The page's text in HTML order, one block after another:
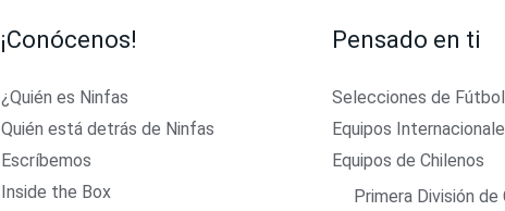
¡Conócenos!
¿Quién es Ninfas
Quién está detrás de Ninfas
Escríbemos
Inside the Box
Pensado en ti
Selecciones de Fútbol
Equipos
Equipos de Chilenos
Primera División de